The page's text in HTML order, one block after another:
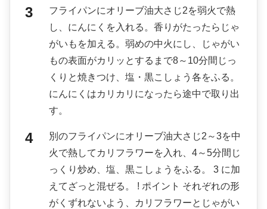
フライパンにオリーブ油大さじ2を弱火で熱
し、にんにくを入れる。香りがたったらじゃ
がいもを加える。弱めの中火にし、じゃがい
もの表面がカリッとするまで8～10分間じっ
くりと焼きつけ、塩・黒こしょう各をふる。
にんにくはカリカリになったら途中で取り出
す。
別のフライパンにオリーブ油大さじ2～3を中
火で熱してカリフラワーを入れ、4～5分間じ
っくり炒め、塩、黒こしょうをふる。 3 に加
えてざっと混ぜる。 ! ポイント それぞれの形
がくずれないよう、カリフラワーとじゃがい